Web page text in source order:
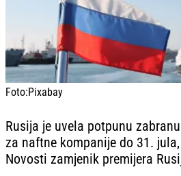
Foto:Pixabay
Rusija je uvela potpunu
za naftne kompanije do 31.
Novosti zamjenik premijera